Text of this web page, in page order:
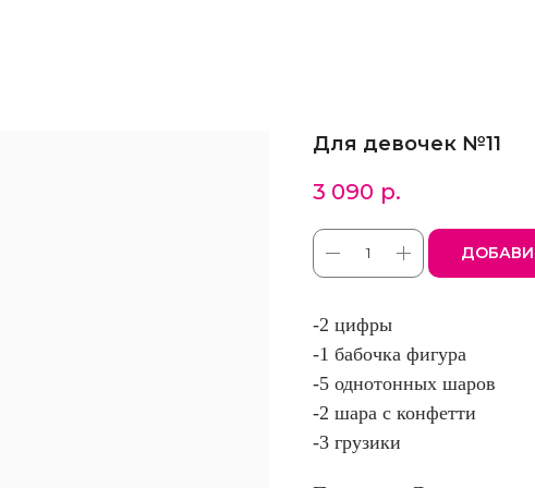
Для девочек №11
3 090 р.
-2 цифры
-1 бабочка фигура
-5 однотонных шаров
-2 шара с конфетти
-3 грузики